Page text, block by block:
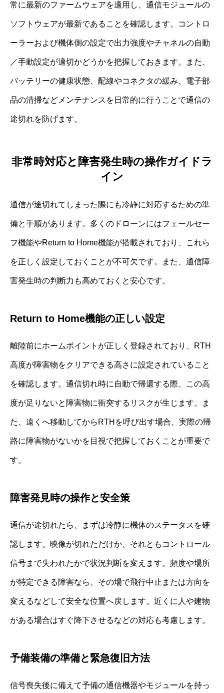
常に最新のファームウェアを適用し、通信モジュールの
ソフトウェアが最新であることを確認します。コントロ
ーラーおよび機体側の設定で出力強度やチャネルの自動
／手動設定が適切かどうかを把握しておきます。また、
バッテリーの健康状態、配線やコネクタの緩み、電子部
品の清掃などメンテナンスを日常的に行うことで通信の
途切れを防げます。
非常時対応と障害発生時の操作ガイドラ
イン
通信が途切れてしまった際にも冷静に対応するための準
備と手順があります。多くのドローンにはフェールセー
フ機能やReturn to Home機能が搭載されており、これら
を正しく設定しておくことが不可欠です。また、通信障
害発生時の判断力も高めておくと安心です。
Return to Home機能の正しい設定
離陸前にホームポイントが正しく登録されており、RTH
高度が障害物をクリアできる高さに設定されていること
を確認します。通信切れ時に自動で帰還する際、この高
度が足りないと障害物に衝突するリスクが生じます。ま
た、遠くへ移動してからRTHを呼び出す場合、実際の帰
路に障害物がないかを目視で把握しておくことが重要で
す。
障害発見時の操作と安全策
通信が途切れたら、まずは冷静に機体のステータスを確
認します。映像が切れただけか、それともコントロール
信号まで失われたかで状況判断を変えます。頻度や場所
が特定できる障害なら、その場で飛行中止または方向を
変えるなどして安全な位置へ戻します。近くに人や建物
がある場合はすぐ降下させるなどの対応も考慮します。
予備装備の準備と緊急復旧方法
信号喪失後に備えて予備の通信機器やモジュールを持っ